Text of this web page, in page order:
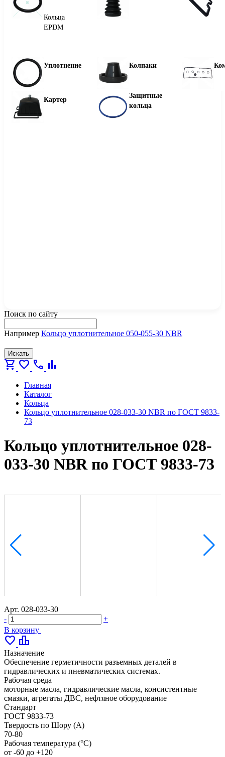
Кольца
EPDM
Уплотнение Колпаки
Картер
Защитные
кольца
Поиск по сайту
Например Кольцо уплотнительное 050-055-30 NBR
Искать
shopping_cart favorite call bar_chart
Главная
Каталог
Кольца
Кольцо уплотнительное 028-033-30 NBR по ГОСТ 9833-
73
Кольцо уплотнительное 028-
033-30 NBR по ГОСТ 9833-73
Арт. 028-033-30
-
+
В корзину
favorite leaderboard
Назначение
Обеспечение герметичности разъемных деталей в
гидравлических и пневматических системах.
Рабочая среда
моторные масла, гидравлические масла, консистентные
смазки, агрегаты ДВС, нефтяное оборудование
Стандарт
ГОСТ 9833-73
Твердость по Шору (А)
70-80
Рабочая температура (°С)
от -60 до +120